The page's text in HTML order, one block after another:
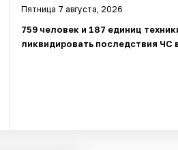
Пятница 7 августа, 2026
759 человек и 187 единиц
ликвидировать последствия ЧС